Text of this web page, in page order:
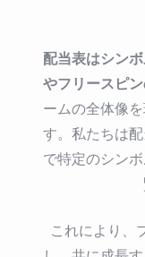
配当表はシン
やフリースピ
ームの全体像
す。私たちは
で特定のシン
これにより、